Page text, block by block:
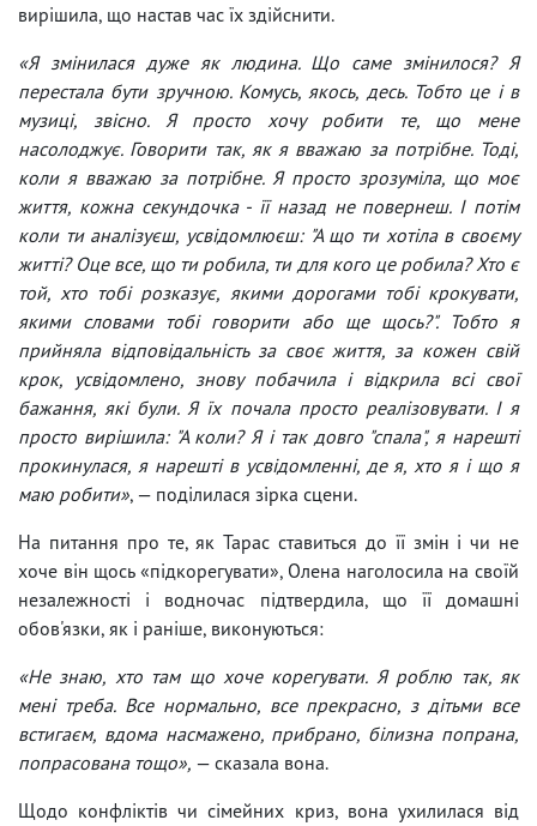
вирішила, що настав час їх здійснити.
«Я змінилася дуже як людина. Що саме змінилося? Я
перестала бути зручною. Комусь, якось, десь. Тобто це і в
музиці, звісно. Я просто хочу робити те, що мене
насолоджує. Говорити так, як я вважаю за потрібне. Тоді,
коли я вважаю за потрібне. Я просто зрозуміла, що моє
життя, кожна секундочка - її назад не повернеш. І потім
коли ти аналізуєш, усвідомлюєш: "А що ти хотіла в своєму
житті? Оце все, що ти робила, ти для кого це робила? Хто є
той, хто тобі розказує, якими дорогами тобі крокувати,
якими словами тобі говорити або ще щось?". Тобто я
прийняла відповідальність за своє життя, за кожен свій
крок, усвідомлено, знову побачила і відкрила всі свої
бажання, які були. Я їх почала просто реалізовувати. І я
просто вирішила: "А коли? Я і так довго "спала", я нарешті
прокинулася, я нарешті в усвідомленні, де я, хто я і що я
маю робити», — поділилася зірка сцени.
На питання про те, як Тарас ставиться до її змін і чи не
хоче він щось «підкорегувати», Олена наголосила на своїй
незалежності і водночас підтвердила, що її домашні
обов'язки, як і раніше, виконуються:
«Не знаю, хто там що хоче корегувати. Я роблю так, як
мені треба. Все нормально, все прекрасно, з дітьми все
встигаєм, вдома насмажено, прибрано, білизна попрана,
попрасована тощо», — сказала вона.
Щодо конфліктів чи сімейних криз, вона ухилилася від